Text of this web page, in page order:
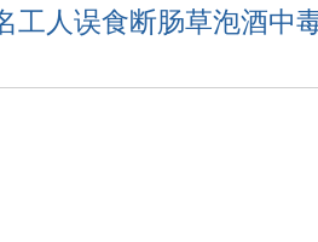
工人误食断肠草泡酒中